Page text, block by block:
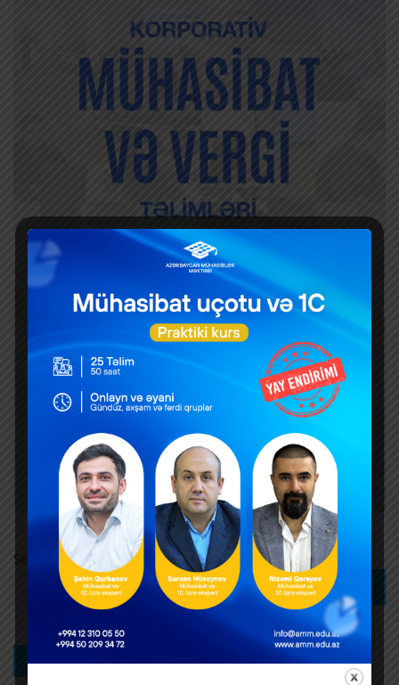
Search
Search
Ən son xəbərlər